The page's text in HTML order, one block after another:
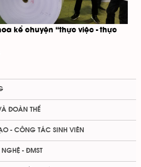
kể chuyện “thực việc - thực
ĐOÀN THỂ
- CÔNG TÁC SINH VIÊN
- ĐMST